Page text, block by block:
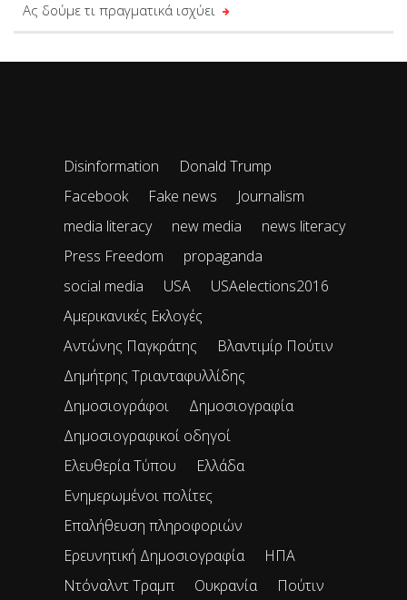
Ας δούμε τι πραγματικά ισχύει
Disinformation
Donald Trump
Facebook
Fake news
Journalism
media literacy
new media
news literacy
Press Freedom
propaganda
social media
USA
USAelections2016
Αμερικανικές Εκλογές
Αντώνης Παγκράτης
Βλαντιμίρ Πούτιν
Δημήτρης Τριανταφυλλίδης
Δημοσιογράφοι
Δημοσιογραφία
Δημοσιογραφικοί οδηγοί
Ελευθερία Τύπου
Ελλάδα
Ενημερωμένοι πολίτες
Επαλήθευση πληροφοριών
Ερευνητική Δημοσιογραφία
ΗΠΑ
Ντόναλντ Τραμπ
Ουκρανία
Πούτιν